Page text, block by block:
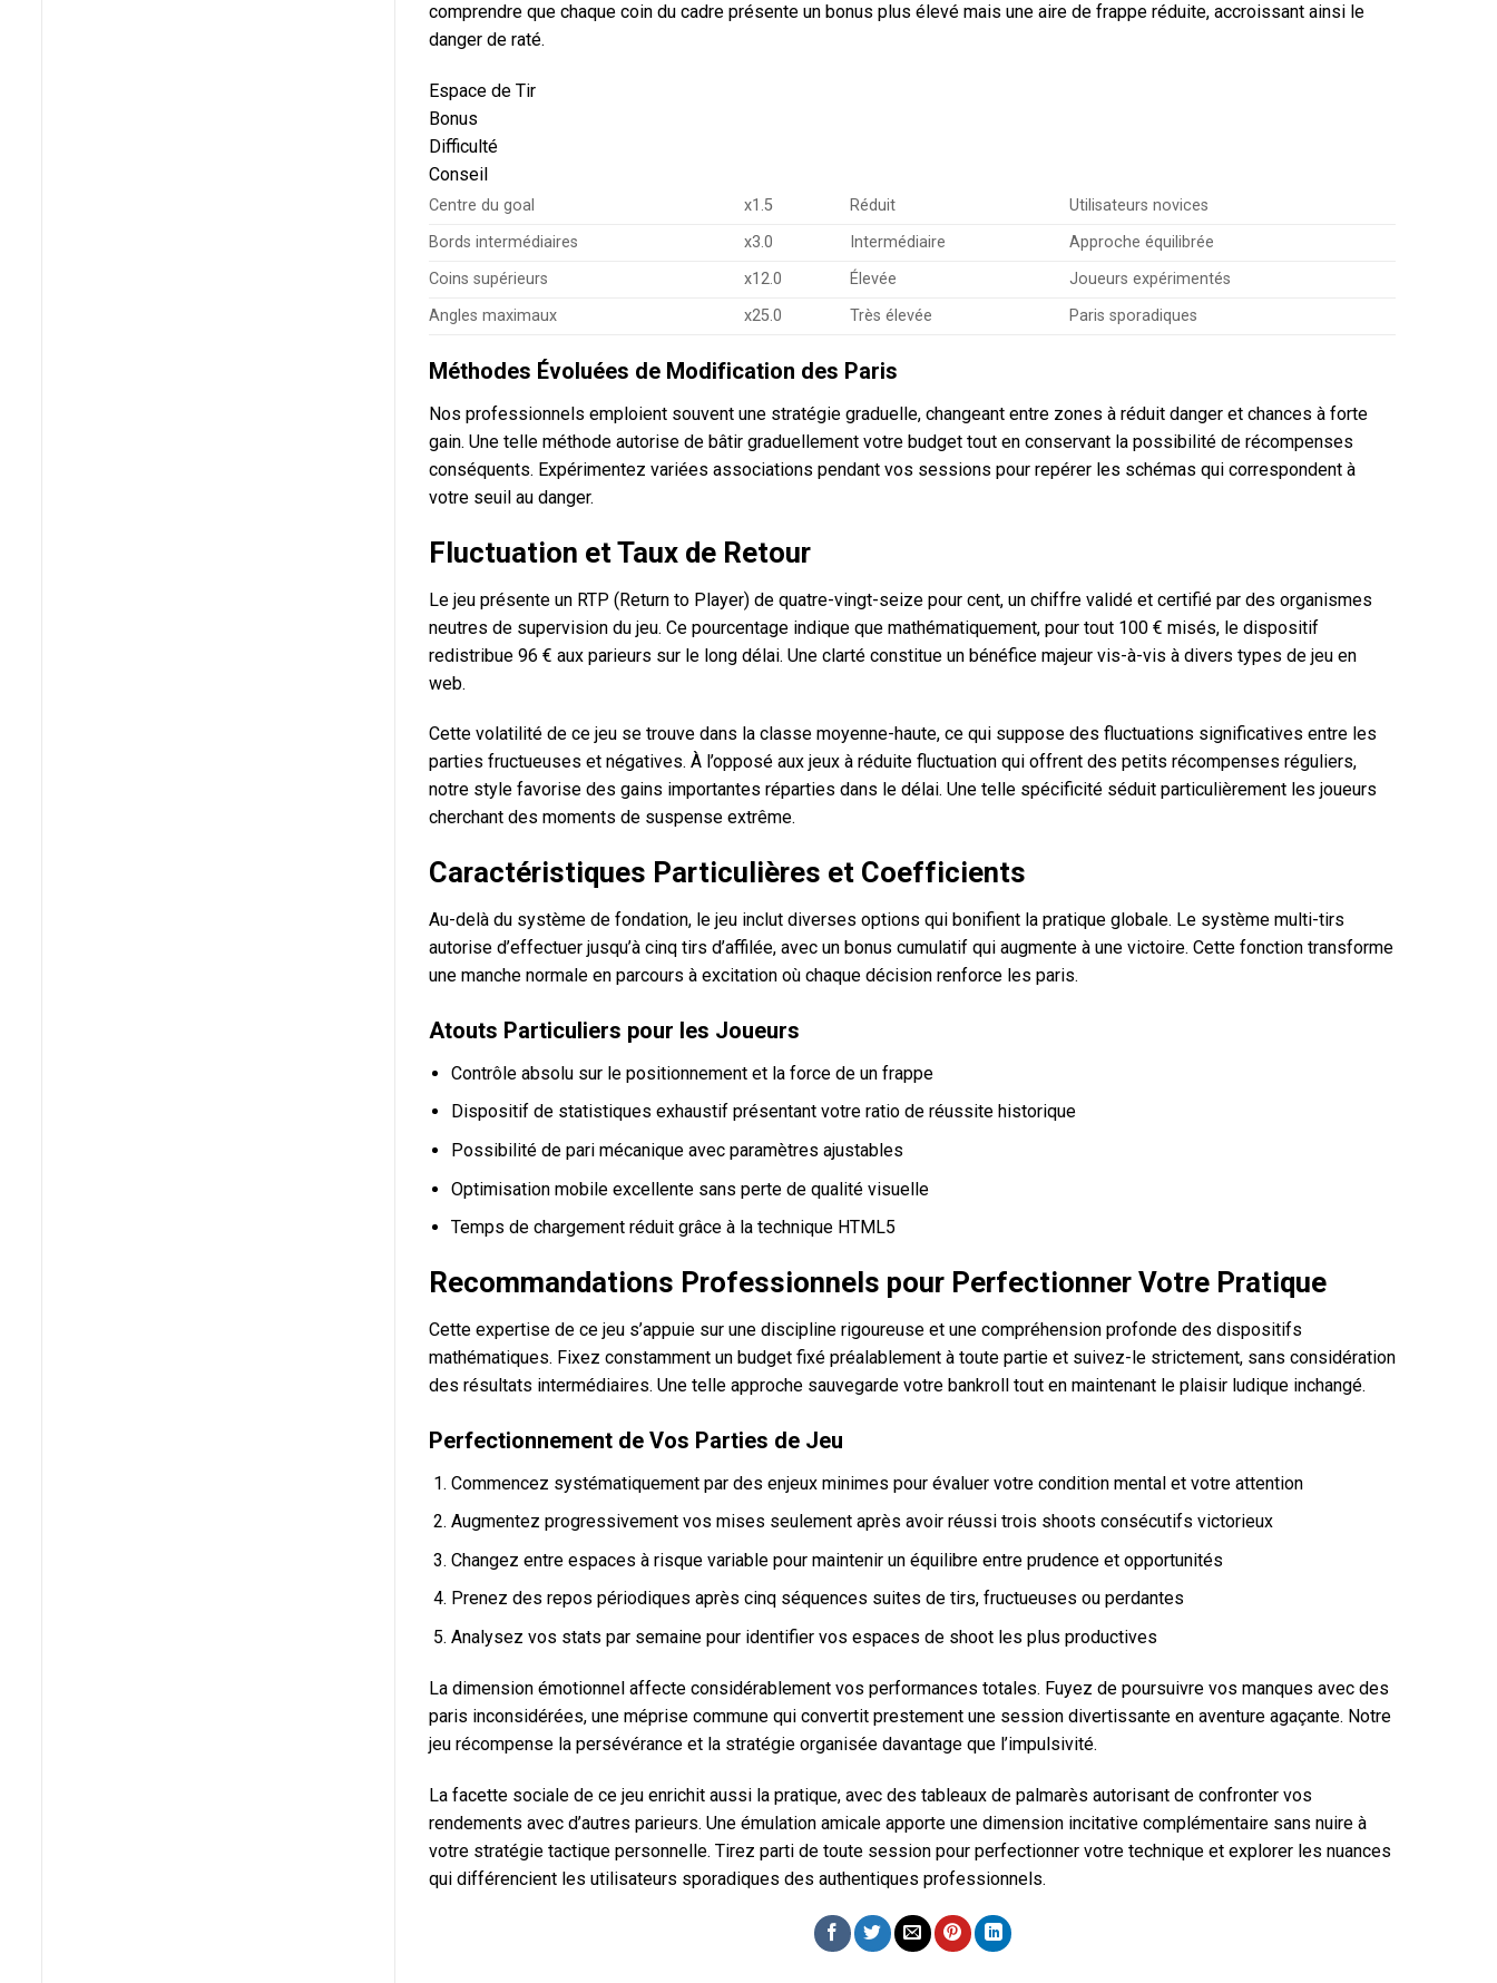
comprendre que chaque coin du cadre présente un bonus plus élevé mais une aire de frappe réduite, accroissant ainsi le
danger de raté.
Espace de Tir
Bonus
Difficulté
Conseil
Centre du goal x1.5 Réduit
Utilisateurs novices
Bords intermédiaires
x3.0 Intermédiaire
Approche équilibrée
Coins supérieurs
x12.0 Élevée
Joueurs expérimentés
Angles maximaux
x25.0 Très élevée Paris sporadiques
Méthodes Évoluées de Modification des Paris
Nos professionnels emploient souvent une stratégie graduelle, changeant entre zones à réduit danger et chances à forte
gain. Une telle méthode autorise de bâtir graduellement votre budget tout en conservant la possibilité de récompenses
conséquents. Expérimentez variées associations pendant vos sessions pour repérer les schémas qui correspondent à
votre seuil au danger.
Fluctuation et Taux de Retour
Le jeu présente un RTP (Return to Player) de quatre-vingt-seize pour cent, un chiffre validé et certifié par des organismes
neutres de supervision du jeu. Ce pourcentage indique que mathématiquement, pour tout 100 € misés, le dispositif
redistribue 96 € aux parieurs sur le long délai. Une clarté constitue un bénéfice majeur vis-à-vis à divers types de jeu en
web.
Cette volatilité de ce jeu se trouve dans la classe moyenne-haute, ce qui suppose des fluctuations significatives entre les
parties fructueuses et négatives. À l’opposé aux jeux à réduite fluctuation qui offrent des petits récompenses réguliers,
notre style favorise des gains importantes réparties dans le délai. Une telle spécificité séduit particulièrement les joueurs
cherchant des moments de suspense extrême.
Caractéristiques Particulières et Coefficients
Au-delà du système de fondation, le jeu inclut diverses options qui bonifient la pratique globale. Le système multi-tirs
autorise d’effectuer jusqu’à cinq tirs d’affilée, avec un bonus cumulatif qui augmente à une victoire. Cette fonction transforme
une manche normale en parcours à excitation où chaque décision renforce les paris.
Atouts Particuliers pour les Joueurs
Contrôle absolu sur le positionnement et la force de un frappe
Dispositif de statistiques exhaustif présentant votre ratio de réussite historique
Possibilité de pari mécanique avec paramètres ajustables
Optimisation mobile excellente sans perte de qualité visuelle
Temps de chargement réduit grâce à la technique HTML5
Recommandations Professionnels pour Perfectionner Votre Pratique
Cette expertise de ce jeu s’appuie sur une discipline rigoureuse et une compréhension profonde des dispositifs
mathématiques. Fixez constamment un budget fixé préalablement à toute partie et suivez-le strictement, sans considération
des résultats intermédiaires. Une telle approche sauvegarde votre bankroll tout en maintenant le plaisir ludique inchangé.
Perfectionnement de Vos Parties de Jeu
Commencez systématiquement par des enjeux minimes pour évaluer votre condition mental et votre attention
Augmentez progressivement vos mises seulement après avoir réussi trois shoots consécutifs victorieux
Changez entre espaces à risque variable pour maintenir un équilibre entre prudence et opportunités
Prenez des repos périodiques après cinq séquences suites de tirs, fructueuses ou perdantes
Analysez vos stats par semaine pour identifier vos espaces de shoot les plus productives
La dimension émotionnel affecte considérablement vos performances totales. Fuyez de poursuivre vos manques avec des
paris inconsidérées, une méprise commune qui convertit prestement une session divertissante en aventure agaçante. Notre
jeu récompense la persévérance et la stratégie organisée davantage que l’impulsivité.
La facette sociale de ce jeu enrichit aussi la pratique, avec des tableaux de palmarès autorisant de confronter vos
rendements avec d’autres parieurs. Une émulation amicale apporte une dimension incitative complémentaire sans nuire à
votre stratégie tactique personnelle. Tirez parti de toute session pour perfectionner votre technique et explorer les nuances
qui différencient les utilisateurs sporadiques des authentiques professionnels.